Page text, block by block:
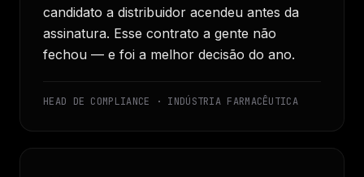
candidato a distribuidor acendeu antes da
assinatura. Esse contrato a gente não
fechou — e foi a melhor decisão do ano.
HEAD DE COMPLIANCE · INDÚSTRIA FARMACÊUTICA